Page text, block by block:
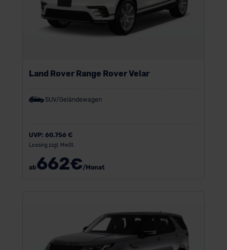
Land Rover Range Rover Velar
SUV/Geländewagen
UVP: 60.756 €
Leasing zzgl. MwSt.
ab662€/Monat